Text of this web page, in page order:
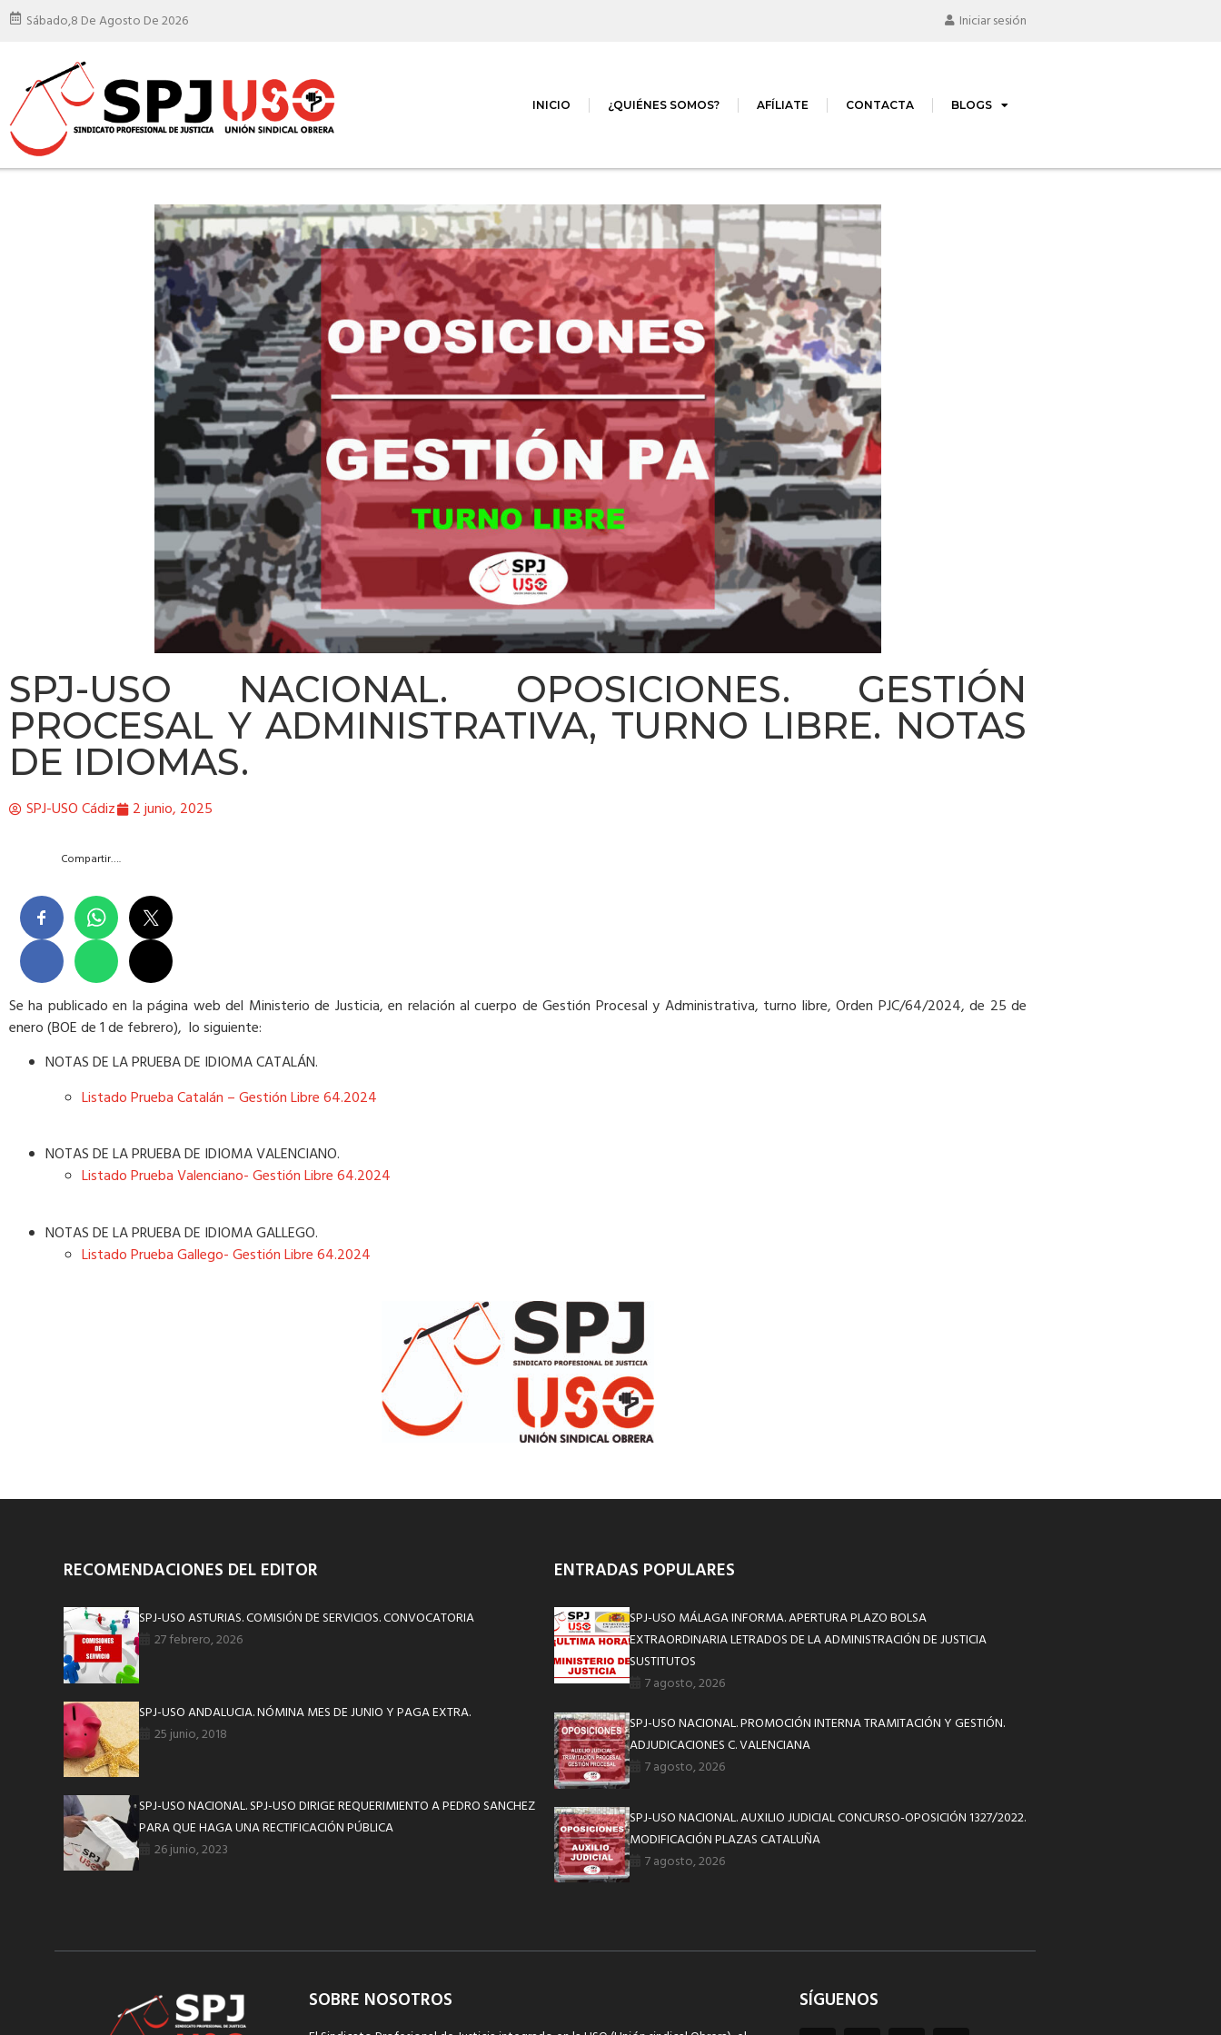
Sábado,8 De Agosto De 2026 Iniciar sesión
INICIO ¿QUIÉNES SOMOS? AFÍLIATE CONTACTA BLOGS
SPJ-USO NACIONAL. OPOSICIONES. GESTIÓN
PROCESAL Y ADMINISTRATIVA, TURNO LIBRE. NOTAS
DE IDIOMAS.
SPJ-USO Cádiz 2 junio, 2025
Compartir….
Se ha publicado en la página web del Ministerio de Justicia, en relación al cuerpo de Gestión Procesal y Administrativa, turno libre, Orden PJC/64/2024, de 25 de
enero (BOE de 1 de febrero), lo siguiente:
NOTAS DE LA PRUEBA DE IDIOMA CATALÁN.
Listado Prueba Catalán – Gestión Libre 64.2024
NOTAS DE LA PRUEBA DE IDIOMA VALENCIANO.
Listado Prueba Valenciano- Gestión Libre 64.2024
NOTAS DE LA PRUEBA DE IDIOMA GALLEGO.
Listado Prueba Gallego- Gestión Libre 64.2024
RECOMENDACIONES DEL EDITOR
SPJ-USO ASTURIAS. COMISIÓN DE SERVICIOS. CONVOCATORIA
27 febrero, 2026
SPJ-USO ANDALUCIA. NÓMINA MES DE JUNIO Y PAGA EXTRA.
25 junio, 2018
SPJ-USO NACIONAL. SPJ-USO DIRIGE REQUERIMIENTO A PEDRO SANCHEZ
PARA QUE HAGA UNA RECTIFICACIÓN PÚBLICA
26 junio, 2023
ENTRADAS POPULARES
SPJ-USO MÁLAGA INFORMA. APERTURA PLAZO BOLSA
EXTRAORDINARIA LETRADOS DE LA ADMINISTRACIÓN DE JUSTICIA
SUSTITUTOS
7 agosto, 2026
SPJ-USO NACIONAL. PROMOCIÓN INTERNA TRAMITACIÓN Y GESTIÓN.
ADJUDICACIONES C. VALENCIANA
7 agosto, 2026
SPJ-USO NACIONAL. AUXILIO JUDICIAL CONCURSO-OPOSICIÓN 1327/2022.
MODIFICACIÓN PLAZAS CATALUÑA
7 agosto, 2026
SOBRE NOSOTROS SÍGUENOS